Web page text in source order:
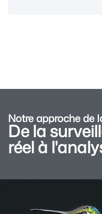
Notre approche de
De la
réel à